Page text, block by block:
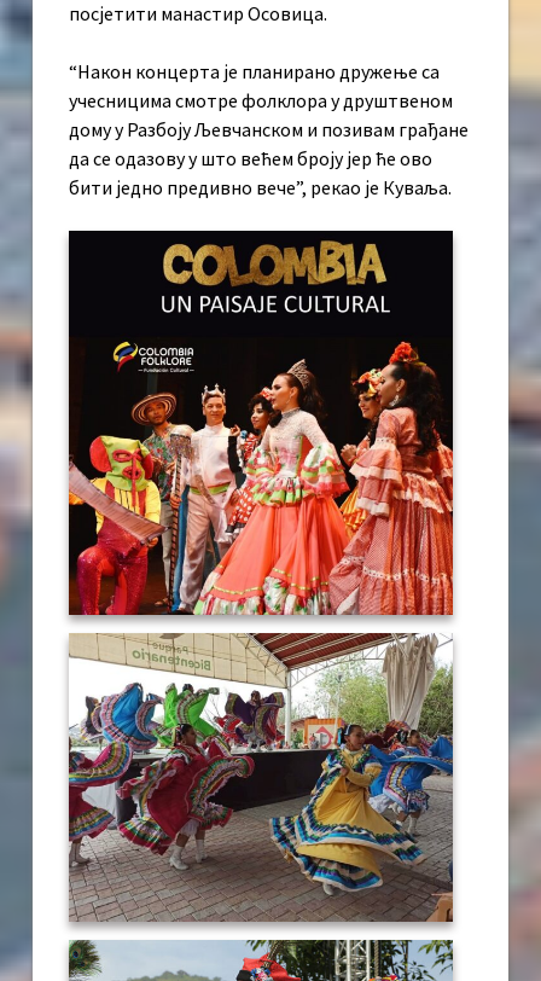
посјетити манастир Осовица.
“Након концерта је планирано дружење са
учесницима смотре фолклора у друштвеном
дому у Разбоју Љевчанском и позивам грађане
да се одазову у што већем броју јер ће ово
бити једно предивно вече”, рекао је Куваља.